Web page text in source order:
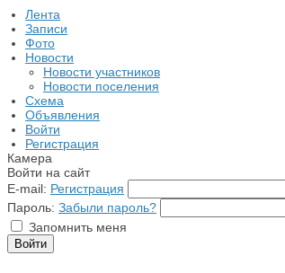
Лента
Записи
Фото
Новости
Новости участников
Новости поселения
Схема
Объявления
Войти
Регистрация
Камера
Войти на сайт
E-mail: Регистрация
Пароль: Забыли пароль?
Запомнить меня